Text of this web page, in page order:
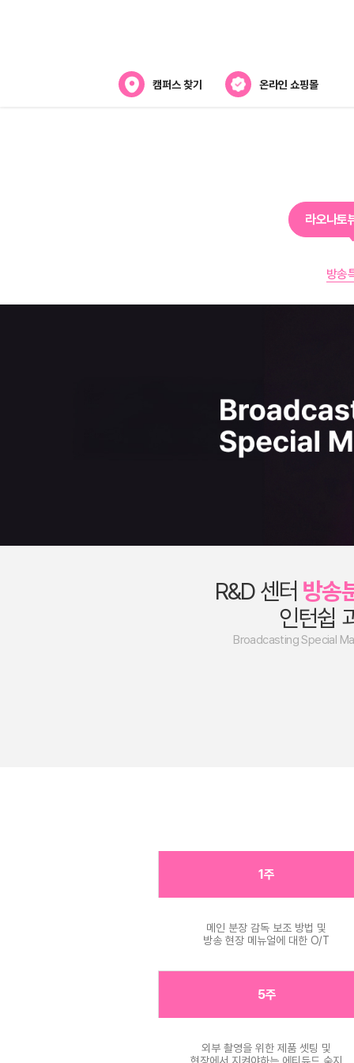
캠퍼스 찾기 온라인 쇼핑몰
제휴협력사
라오나토
방송
R&D 센터 방송
인턴쉽
Broadcasting Special
1주
메인 분장 감독 보조 방법 및
방송 현장 메뉴얼에 대한 O/T
5주
외부 촬영을 위한 제품 셋팅 및
현장에서 지켜야하는 에티듀드 숙지